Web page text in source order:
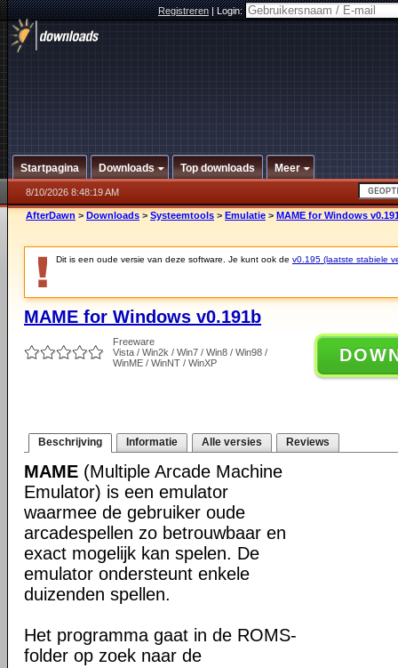
Registreren|Login:
Startpagina Downloads Top downloads Meer
8/10/2026 8:48:19 AM
AfterDawn > Downloads > Systeemtools > Emulatie > MAME for Windows
Dit is een oude versie van deze software. Je kunt ook de v0.195 (laatste stabiele
MAME for Windows v0.191b
Freeware
Vista / Win2k / Win7 / Win8 / Win98 /
WinME / WinNT / WinXP
Beschrijving Informatie Alle versies Reviews
MAME (Multiple Arcade Machine
Emulator) is een emulator
waarmee de gebruiker oude
arcadespellen zo betrouwbaar en
exact mogelijk kan spelen. De
emulator ondersteunt enkele
duizenden spellen.
Het programma gaat in de ROMS-
folder op zoek naar de